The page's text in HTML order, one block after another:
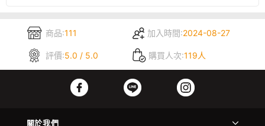
商品:111 加入時間:2024-08-27
評價:5.0 / 5.0 購買人次:119人
關於我們